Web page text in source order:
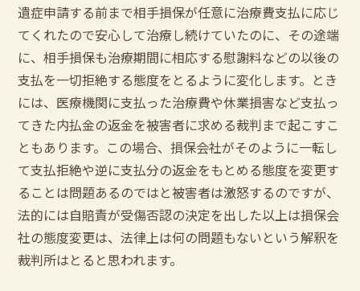
遺症申請する前まで相手損保が任意に治療費支払に応じ
てくれたので安心して治療し続けていたのに、その途端
に、相手損保も治療期間に相応する慰謝料などの以後の
支払を一切拒絶する態度をとるように変化します。とき
には、医療機関に支払った治療費や休業損害など支払っ
てきた内払金の返金を被害者に求める裁判まで起こすこ
ともあります。この場合、損保会社がそのように一転し
て支払拒絶や逆に支払分の返金をもとめる態度を変更す
ることは問題あるのではと被害者は激怒するのですが、
法的には自賠責が受傷否認の決定を出した以上は損保会
社の態度変更は、法律上は何の問題もないという解釈を
裁判所はとると思われます。